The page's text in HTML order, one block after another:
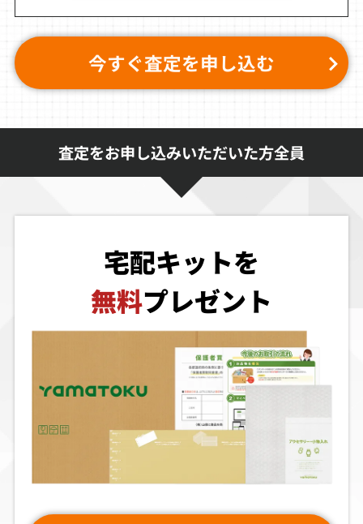
ガンバード2 ボンバーヘッヘ コズミックスマ
トリガーハート デスピリア
買取価格
ギガウイング2
買取価格 買取価格
ブ・ザ・デッド
買取価格
1,439
エグゼリカ 初回
限定版
買取価格
ロードス島戦記
邪神降臨
買取価格
ヴズ（ベストバ
買取価格
今すぐ査定を申し込む
査定をお申し込みいただいた方全員
宅配キットを
無料プレゼント